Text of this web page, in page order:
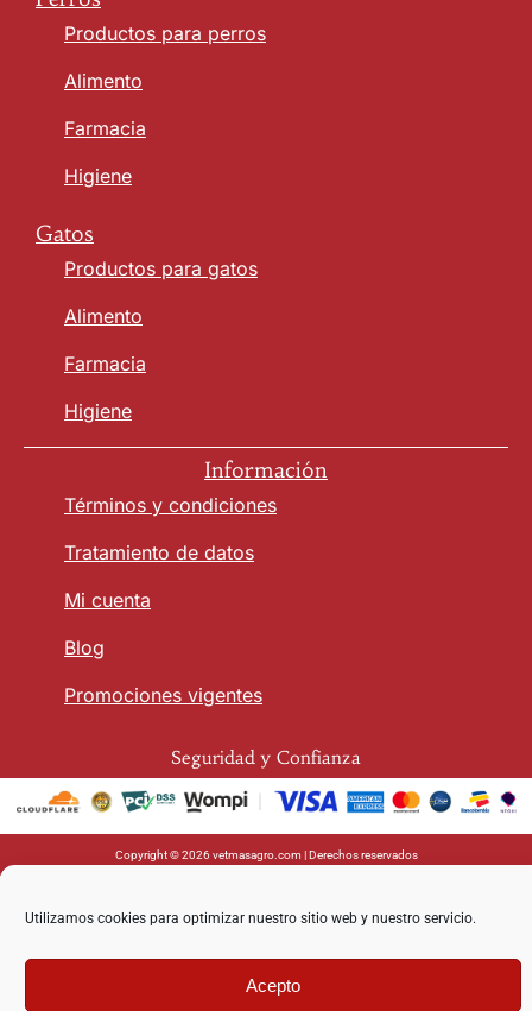
Utilizamos cookies para optimizar nuestro sitio web y nuestro servicio.
Acepto
Productos para perros
Alimento
Farmacia
Higiene
Gatos
Productos para gatos
Alimento
Farmacia
Higiene
Información
Términos y condiciones
Tratamiento de datos
Mi cuenta
Blog
Promociones vigentes
Seguridad y Confianza
Copyright © 2026 vetmasagro.com | Derechos reservados